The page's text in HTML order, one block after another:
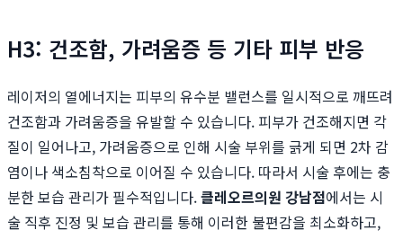
H3: 건조함, 가려움증 등 기타 피부 반응
레이저의 열에너지는 피부의 유수분 밸런스를 일시적으로 깨뜨려
건조함과 가려움증을 유발할 수 있습니다. 피부가 건조해지면 각
질이 일어나고, 가려움증으로 인해 시술 부위를 긁게 되면 2차 감
염이나 색소침착으로 이어질 수 있습니다. 따라서 시술 후에는 충
분한 보습 관리가 필수적입니다.클레오르의원 강남점에서는 시
술 직후 진정 및 보습 관리를 통해 이러한 불편감을 최소화하고,